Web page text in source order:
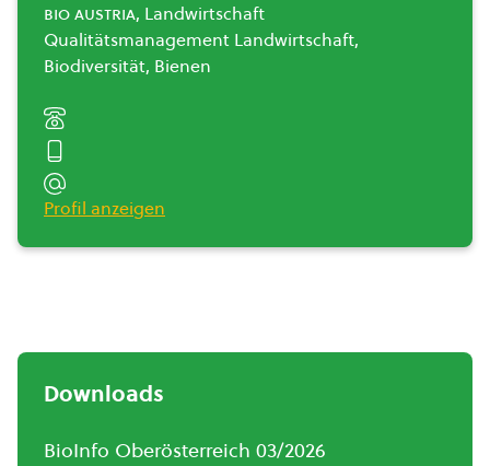
bio austria, Landwirtschaft
Qualitätsmanagement Landwirtschaft,
Biodiversität, Bienen
Profil anzeigen
Downloads
BioInfo Oberösterreich 03/2026